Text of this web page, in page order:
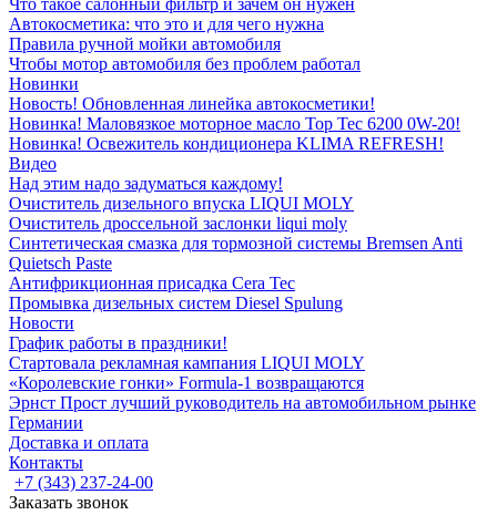
Что такое салонный фильтр и зачем он нужен
Автокосметика: что это и для чего нужна
Правила ручной мойки автомобиля
Чтобы мотор автомобиля без проблем работал
Новинки
Новость! Обновленная линейка автокосметики!
Новинка! Маловязкое моторное масло Top Tec 6200 0W-20!
Новинка! Освежитель кондиционера KLIMA REFRESH!
Видео
Над этим надо задуматься каждому!
Очиститель дизельного впуска LIQUI MOLY
Очиститель дроссельной заслонки liqui moly
Синтетическая смазка для тормозной системы Bremsen Anti
Quietsch Paste
Антифрикционная присадка Cera Tec
Промывка дизельных систем Diesel Spulung
Новости
График работы в праздники!
Стартовала рекламная кампания LIQUI MOLY
«Королевские гонки» Formula-1 возвращаются
Эрнст Прост лучший руководитель на автомобильном рынке
Германии
Доставка и оплата
Контакты
+7 (343) 237-24-00
Заказать звонок